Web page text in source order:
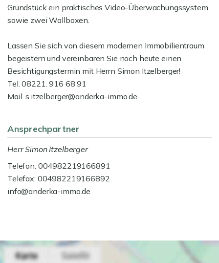
Grundstück ein praktisches Video-Überwachungssystem
sowie zwei Wallboxen.
Lassen Sie sich von diesem modernen Immobilientraum
begeistern und vereinbaren Sie noch heute einen
Besichtigungstermin mit Herrn Simon Itzelberger!
Tel. 08221. 916 68 91
Mail. s.itzelberger@anderka-immo.de
Ansprechpartner
Herr Simon Itzelberger
Telefon: 004982219166891
Telefax: 004982219166892
info@anderka-immo.de